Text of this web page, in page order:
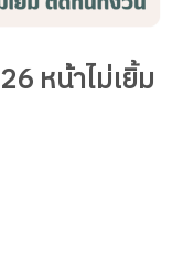
หน้าไม่เยิ้ม